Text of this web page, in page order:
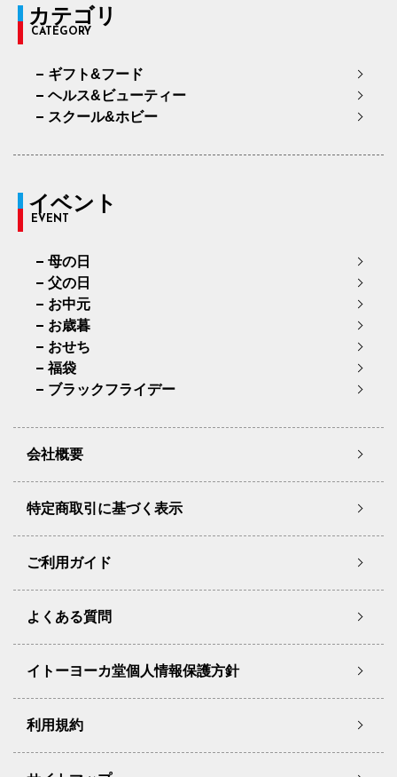
カテゴリ
CATEGORY
ギフト&フード
ヘルス&ビューティー
スクール&ホビー
イベント
EVENT
母の日
父の日
お中元
お歳暮
おせち
福袋
ブラックフライデー
会社概要
特定商取引に基づく表示
ご利用ガイド
よくある質問
イトーヨーカ堂個人情報保護方針
利用規約